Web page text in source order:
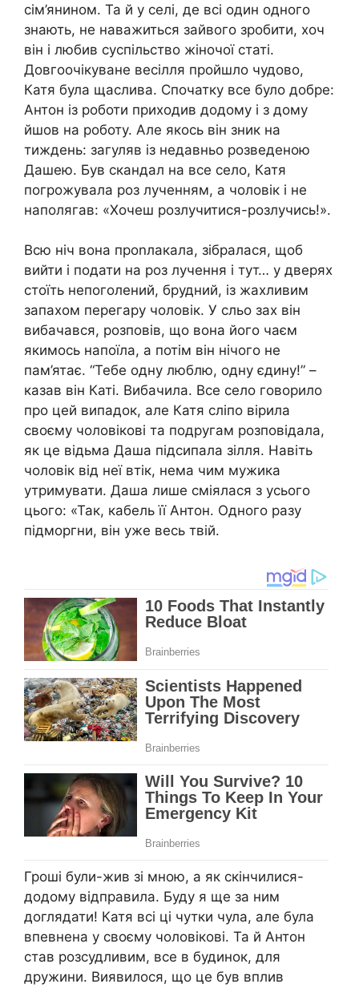
сім’янином. Та й у селі, де всі один одного
знають, не наважиться зайвого зробити, хоч
він і любив суспільство жіночої статі.
Довгоочікуване весілля пройшло чудово,
Катя була щаслива. Спочатку все було добре:
Антон із роботи приходив додому і з дому
йшов на роботу. Але якось він зник на
тиждень: загуляв із недавньо розведеною
Дашею. Був скандал на все село, Катя
погрожувала роз лученням, а чоловік і не
наполягав: «Хочеш розлучитися-розлучись!».
Всю ніч вона проnлакала, зібралася, щоб
вийти і подати на роз лучення і тут… у дверях
стоїть непоголений, брудний, із жахливим
запахом перегару чоловік. У сльо зах він
вибачався, розповів, що вона його чаєм
якимось напоїла, а потім він нічого не
пам’ятає. “Тебе одну люблю, одну єдину!” –
казав він Каті. Вибачила. Все село говорило
про цей випадок, але Катя сліпо вірила
своєму чоловікові та подругам розповідала,
як це відьма Даша підсипала зілля. Навіть
чоловік від неї втік, нема чим мужика
утримувати. Даша лише сміялася з усього
цього: «Так, кабель її Антон. Одного разу
підморгни, він уже весь твій.
Гроші були-жив зі мною, а як скінчилися-
додому відправила. Буду я ще за ним
доглядати! Катя всі ці чутки чула, але була
впевнена у своєму чоловікові. Та й Антон
став розсудливим, все в будинок, для
дружини. Виявилося, що це був вплив